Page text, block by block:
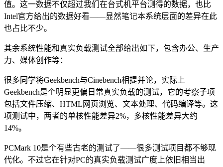
值。这一数据不仅超过我们在台式机平台测得的数据，也比
Intel官方给出的数据好看——显然笔记本系统层面的差异在此
也占比不少。
其余系统性能和真实负载测试全部给出如下，包含办公、生产
力、媒体创作等：
很多同学将Geekbench与Cinebench相提并论，实际上
Geekbench是个明显更偏日常真实负载的测试，它的考察子项
包括文件压缩、HTML网页浏览、文本处理、代码编译等。这
项测试中，两者的单核性能差异2%，多核性能差异大约
14%。
PCMark 10是个有些古老的测试了——很多测试项目都不够现
代化。不过它在针对PC的真实负载测试广度上依旧相当出